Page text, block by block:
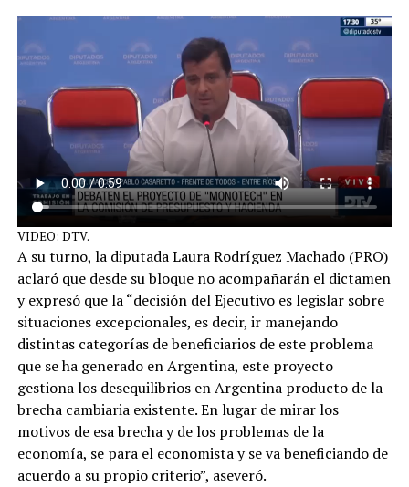
VIDEO: DTV.
A su turno, la diputada Laura Rodríguez Machado (PRO)
aclaró que desde su bloque no acompañarán el dictamen
y expresó que la “decisión del Ejecutivo es legislar sobre
situaciones excepcionales, es decir, ir manejando
distintas categorías de beneficiarios de este problema
que se ha generado en Argentina, este proyecto
gestiona los desequilibrios en Argentina producto de la
brecha cambiaria existente. En lugar de mirar los
motivos de esa brecha y de los problemas de la
economía, se para el economista y se va beneficiando de
acuerdo a su propio criterio”, aseveró.